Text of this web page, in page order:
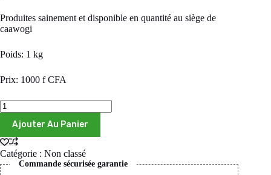
Produites sainement et disponible en quantité au siège de
caawogi
Poids: 1 kg
Prix: 1000 f CFA
Ajouter Au Panier
Catégorie : Non classé
Commande sécurisée garantie